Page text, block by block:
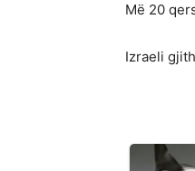
Më 20
Izraeli